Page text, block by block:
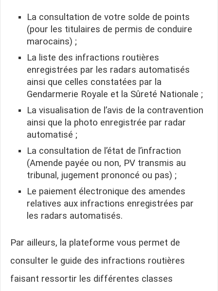
La consultation de votre solde de points
(pour les titulaires de permis de conduire
marocains) ;
La liste des infractions routières
enregistrées par les radars automatisés
ainsi que celles constatées par la
Gendarmerie Royale et la Sûreté Nationale ;
La visualisation de l’avis de la contravention
ainsi que la photo enregistrée par radar
automatisé ;
La consultation de l’état de l’infraction
(Amende payée ou non, PV transmis au
tribunal, jugement prononcé ou pas) ;
Le paiement électronique des amendes
relatives aux infractions enregistrées par
les radars automatisés.
Par ailleurs, la plateforme vous permet de
consulter le guide des infractions routières
faisant ressortir les différentes classes